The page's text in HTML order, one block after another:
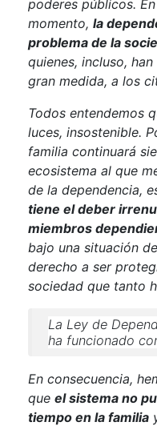
poderes públicos.
momento, la
problema de la
quienes, incluso,
gran medida, a los
Todos entendemos
luces, insostenible.
familia continuará
ecosistema al que
de la dependencia,
tiene el deber
miembros
bajo una situación
derecho a ser
sociedad que tanto
La Ley de
ha funcionado
En consecuencia,
que el sistema no
tiempo en la familia